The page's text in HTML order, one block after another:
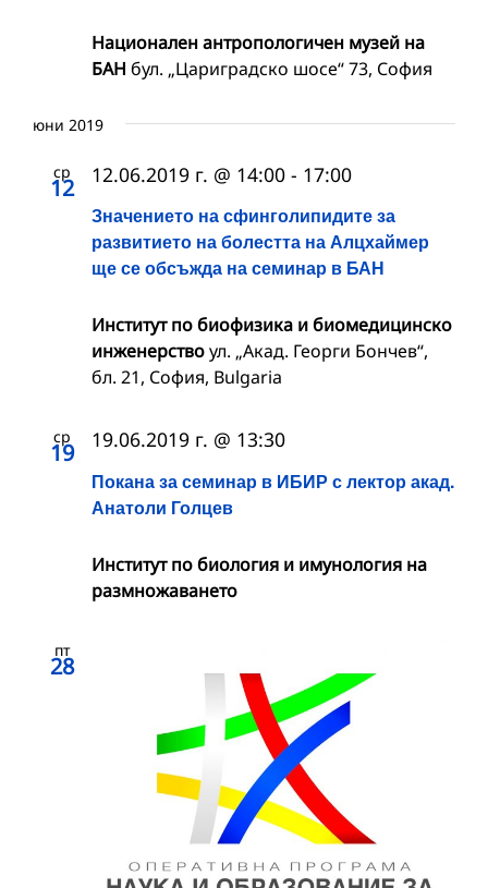
Национален антропологичен музей на
БАН бул. „Цариградско шосе“ 73, София
юни 2019
ср
12
Значението на сфинголипидите за
развитието на болестта на Алцхаймер
ще се обсъжда на семинар в БАН
12.06.2019 г. @ 14:00 - 17:00
Институт по биофизика и биомедицинско
инженерствоул. „Акад. Георги Бончев“,
бл. 21, София, Bulgaria
ср
19
Покана за семинар в ИБИР с лектор акад.
Анатоли Голцев
19.06.2019 г. @ 13:30
Институт по биология и имунология на
размножаването
пт
28